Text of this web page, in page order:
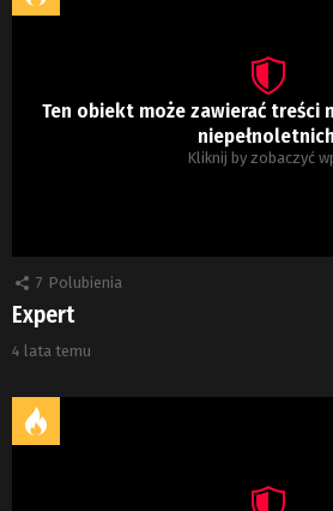
Ten obiekt może zawierać treści
Kliknij by zobaczyć
7 Polubienia
Expert
4 lata temu